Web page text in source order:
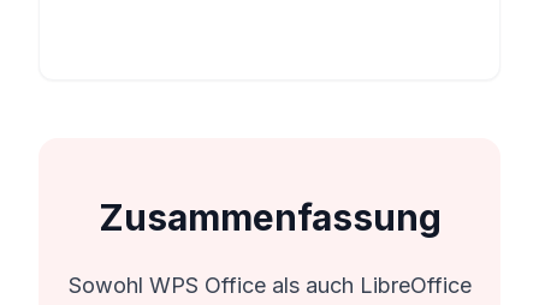
Zusammenfassung
Sowohl WPS Office als auch LibreOffice